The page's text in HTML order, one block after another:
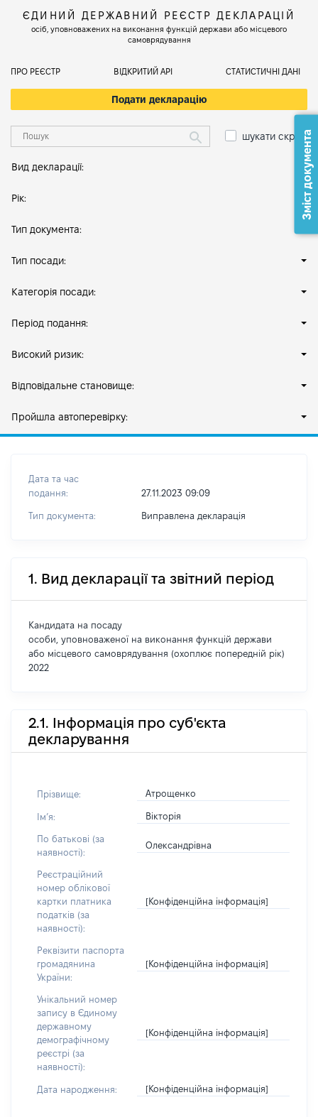
ЄДИНИЙ ДЕРЖАВНИЙ РЕЄСТР ДЕКЛАРАЦІЙ
осіб, уповноважених на виконання функцій держави або місцевого
самоврядування
ПРО РЕЄСТР ВІДКРИТИЙ АРІ СТАТИСТИЧНІ ДАНІ
Подати декларацію
шукати скрізь
Вид декларації:
Рік:
Тип документа:
Тип посади:
Категорія посади:
Період подання:
Високий ризик:
Відповідальне становище:
Пройшла автоперевірку:
Дата та час
подання:
27.11.2023 09:09
Тип документа: Виправлена декларація
1. Вид декларації та звітний період
Кандидата на посаду
особи, уповноваженої на виконання функцій держави
або місцевого самоврядування (охоплює попередній рік)
2022
2.1. Інформація про суб'єкта
декларування
Прізвище: Атрощенко
Імʼя: Вікторія
По батькові (за
наявності):
Олександрівна
Реєстраційний
номер облікової
картки платника
податків (за
наявності):
[Конфіденційна інформація]
Реквізити паспорта
громадянина
України:
[Конфіденційна інформація]
Унікальний номер
запису в Єдиному
державному
демографічному
реєстрі (за
наявності):
[Конфіденційна інформація]
Дата народження: [Конфіденційна інформація]
Зміст документа